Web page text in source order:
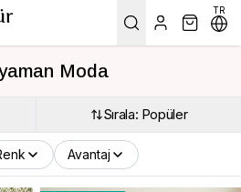
TR
Moda
Sırala: Popüler
Avantaj